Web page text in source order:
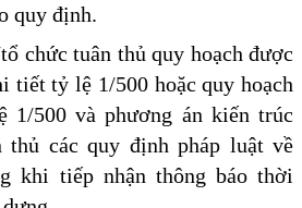
quy định.
chức tuân thủ quy hoạch được
tiết tỷ lệ 1/500 hoặc quy hoạch
1/500 và phương án kiến trúc
thủ các quy định pháp luật về
khi tiếp nhận thông báo thời